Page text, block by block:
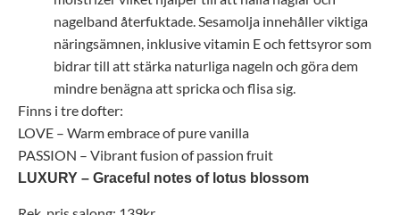
nagelband återfuktade. Sesamolja innehåller viktiga
näringsämnen, inklusive vitamin E och fettsyror som
bidrar till att stärka naturliga nageln och göra dem
mindre benägna att spricka och flisa sig.
Finns i tre dofter:
LOVE – Warm embrace of pure vanilla
PASSION – Vibrant fusion of passion fruit
LUXURY – Graceful notes of lotus blossom